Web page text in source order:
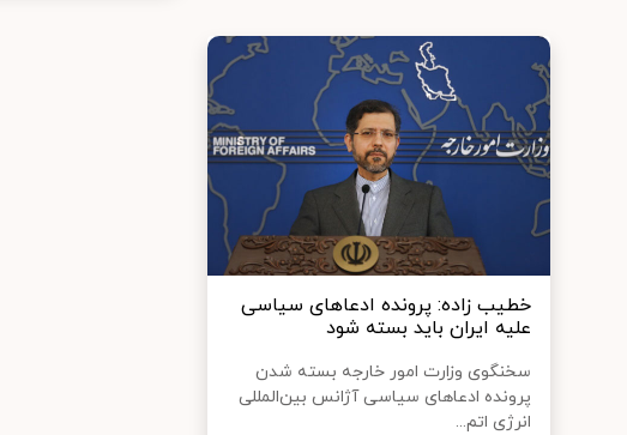
خطیب زاده: پرونده ادعاهای سیاسی
علیه ایران باید بسته شود
سخنگوی وزارت امور خارجه بسته شدن
پرونده ادعاهای سیاسی آژانس بین‌المللی
انرژی اتم...